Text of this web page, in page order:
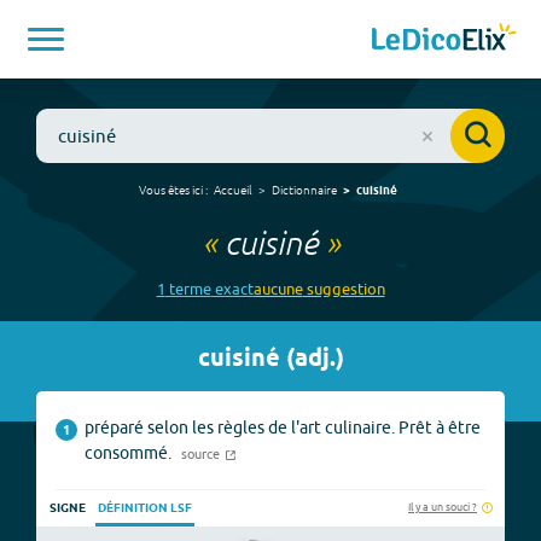
Vous êtes ici : Accueil Dictionnaire cuisiné
« cuisiné»
1 termeexactaucunesuggestion
cuisiné (adj.)
1
préparé selon les règles de l'art culinaire. Prêt à être
consommé.
source
SIGNE DÉFINITION LSF Il y a un souci ?